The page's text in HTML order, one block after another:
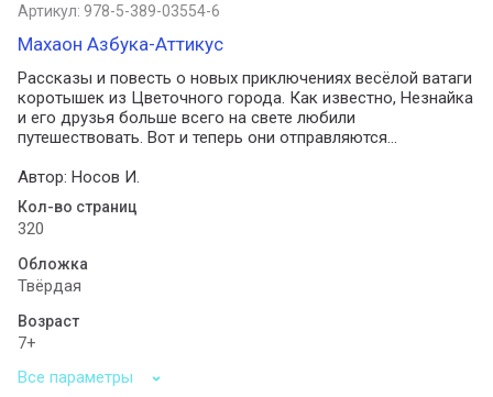
Артикул: 978-5-389-03554-6
Махаон Азбука-Аттикус
Рассказы и повесть о новых приключениях весёлой ватаги
коротышек из Цветочного города. Как известно, Незнайка
и его друзья больше всего на свете любили
путешествовать. Вот и теперь они отправляются...
Автор: Носов И.
Кол-во страниц
320
Обложка
Твёрдая
Возраст
7+
Все параметры